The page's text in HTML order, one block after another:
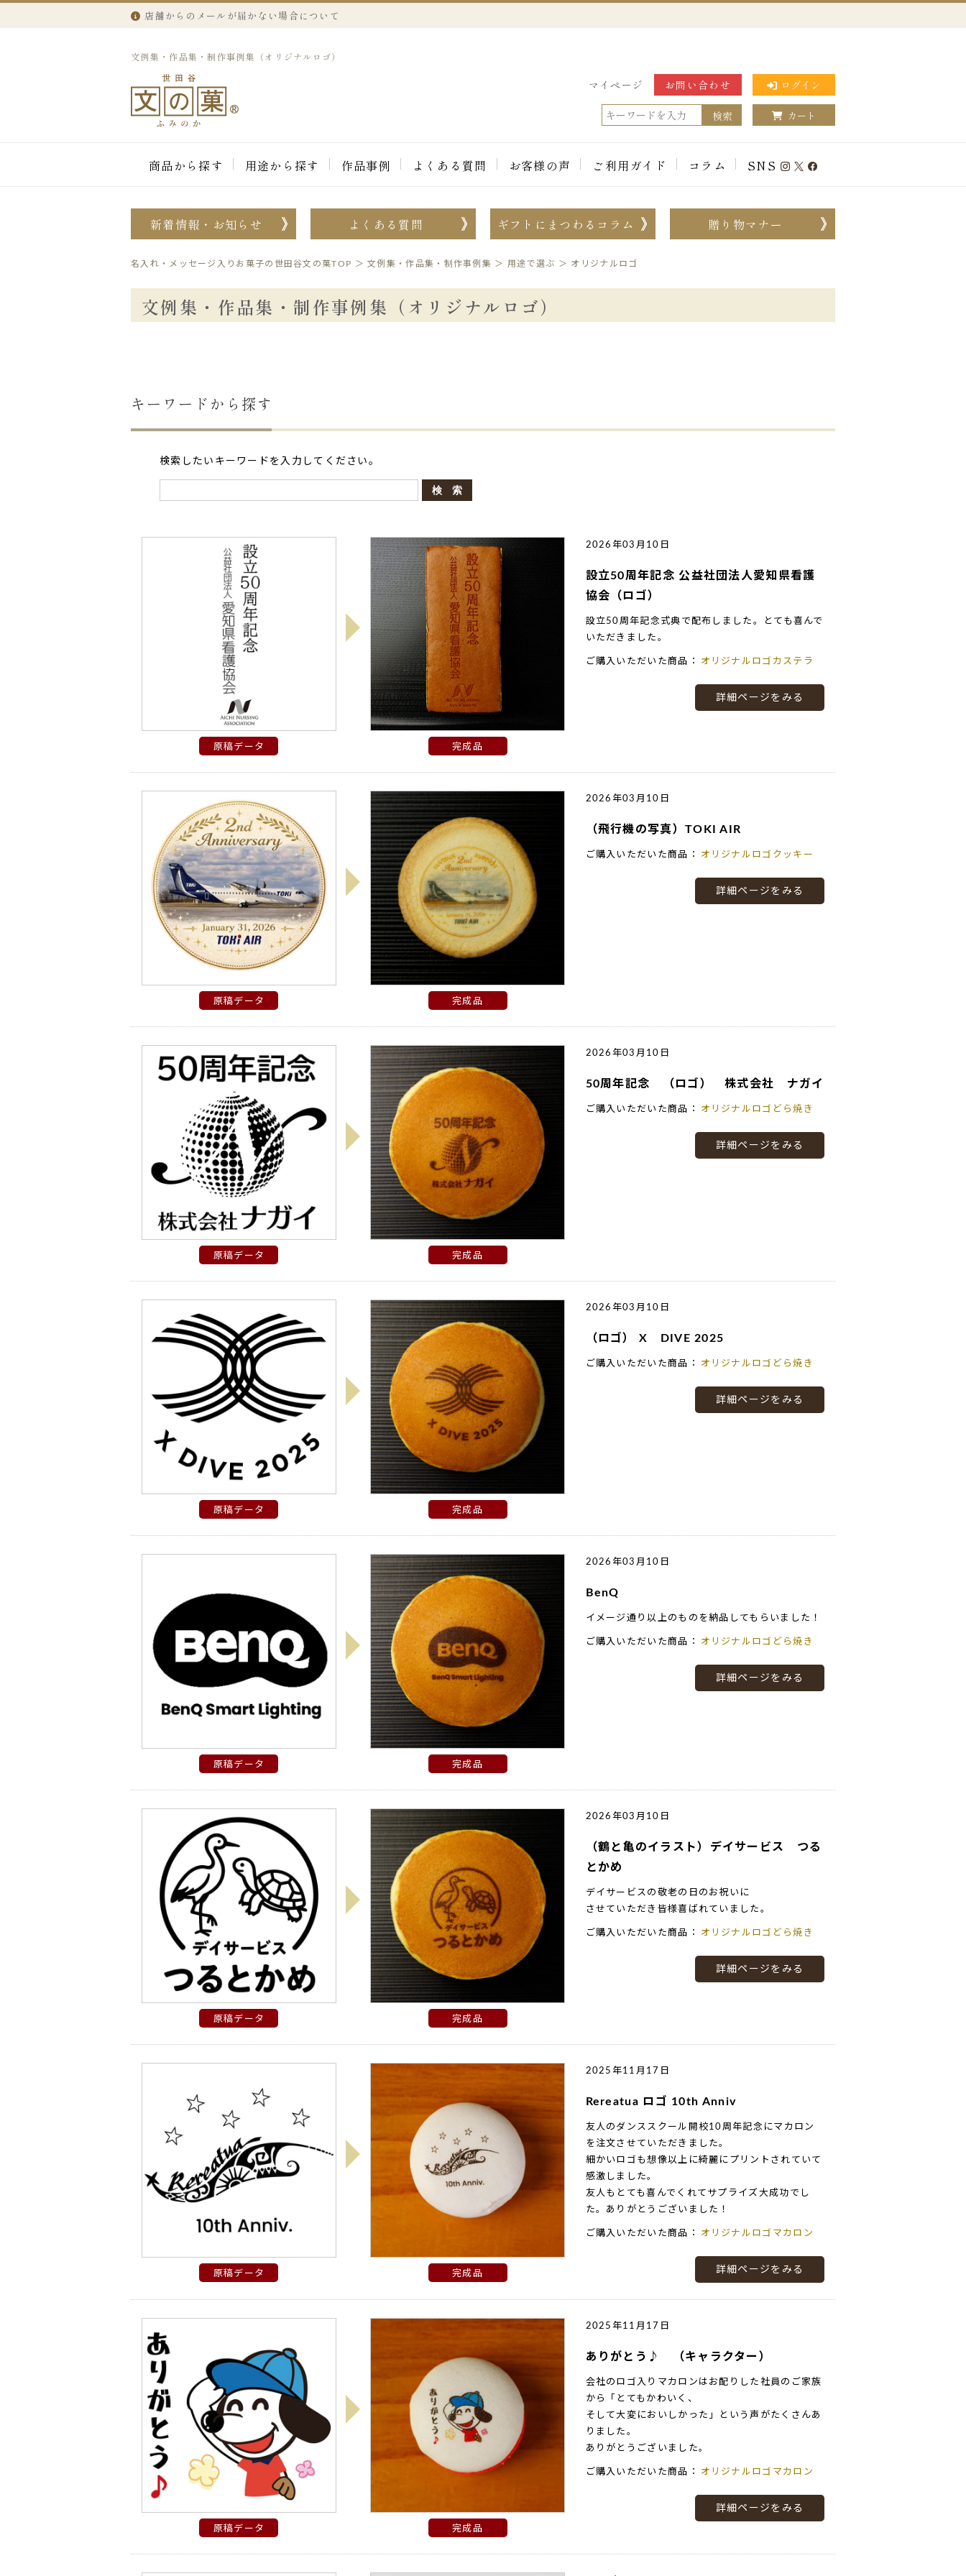
店舗からのメールが届かない場合について
文例集・作品集・制作事例集（オリジナルロゴ）
マイページ お問い合わせ ログイン
検索 カート
商品から探す 用途から探す 作品事例 よくある質問 お客様の声 ご利用ガイド コラム SNS
新着情報・お知らせ よくある質問 ギフトにまつわるコラム 贈り物マナー
名入れ・メッセージ入りお菓子の世田谷文の菓TOP ＞文例集・作品集・制作事例集 ＞ 用途で選ぶ ＞ オリジナルロゴ
文例集・作品集・制作事例集（オリジナルロゴ）
キーワードから探す
検索したいキーワードを入力してください。
2026年03月10日
設立50周年記念 公益社団法人愛知県看護
協会（ロゴ）
設立50周年記念式典で配布しました。とても喜んで
いただきました。
ご購入いただいた商品： オリジナルロゴカステラ
詳細ページをみる
原稿データ 完成品
2026年03月10日
（飛行機の写真）TOKI AIR
ご購入いただいた商品： オリジナルロゴクッキー
詳細ページをみる
原稿データ 完成品
2026年03月10日
50周年記念 （ロゴ） 株式会社 ナガイ
ご購入いただいた商品： オリジナルロゴどら焼き
詳細ページをみる
原稿データ 完成品
2026年03月10日
（ロゴ） X DIVE 2025
ご購入いただいた商品： オリジナルロゴどら焼き
詳細ページをみる
原稿データ 完成品
2026年03月10日
BenQ
イメージ通り以上のものを納品してもらいました！
ご購入いただいた商品： オリジナルロゴどら焼き
詳細ページをみる
原稿データ 完成品
2026年03月10日
（鶴と亀のイラスト）デイサービス つる
とかめ
デイサービスの敬老の日のお祝いに
させていただき皆様喜ばれていました。
ご購入いただいた商品： オリジナルロゴどら焼き
詳細ページをみる
原稿データ 完成品
2025年11月17日
Rereatua ロゴ 10th Anniv
友人のダンススクール開校10周年記念にマカロン
を注文させていただきました。
細かいロゴも想像以上に綺麗にプリントされていて
感激しました。
友人もとても喜んでくれてサプライズ大成功でし
た。ありがとうございました！
ご購入いただいた商品： オリジナルロゴマカロン
詳細ページをみる
原稿データ 完成品
2025年11月17日
ありがとう♪ （キャラクター）
会社のロゴ入りマカロンはお配りした社員のご家族
から「とてもかわいく、
そして大変においしかった」という声がたくさんあ
りました。
ありがとうございました。
ご購入いただいた商品： オリジナルロゴマカロン
詳細ページをみる
原稿データ 完成品